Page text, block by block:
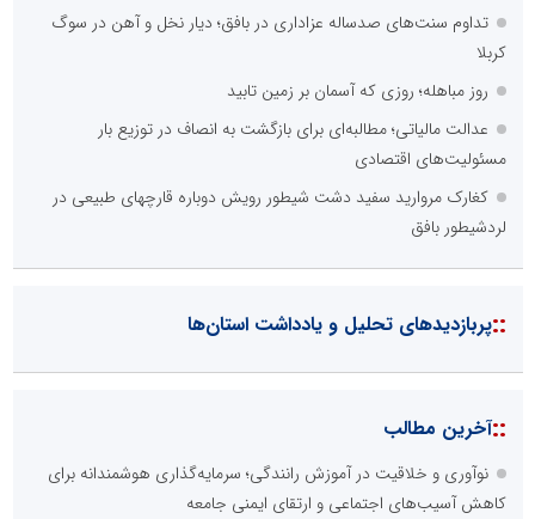
تداوم سنت‌های صدساله عزاداری در بافق؛ دیار نخل و آهن در سوگ
کربلا
روز مباهله؛ روزی که آسمان بر زمین تابید
عدالت مالیاتی؛ مطالبه‌ای برای بازگشت به انصاف در توزیع بار
مسئولیت‌های اقتصادی
کغارک مروارید سفید دشت شیطور رویش دوباره قارچهای طبیعی در
لردشیطور بافق
::پربازدیدهای تحلیل و یادداشت استان‌ها
::آخرین مطالب
نوآوری و خلاقیت در آموزش رانندگی؛ سرمایه‌گذاری هوشمندانه برای
کاهش آسیب‌های اجتماعی و ارتقای ایمنی جامعه